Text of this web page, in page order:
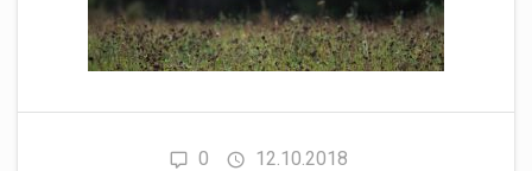
0 12.10.2018